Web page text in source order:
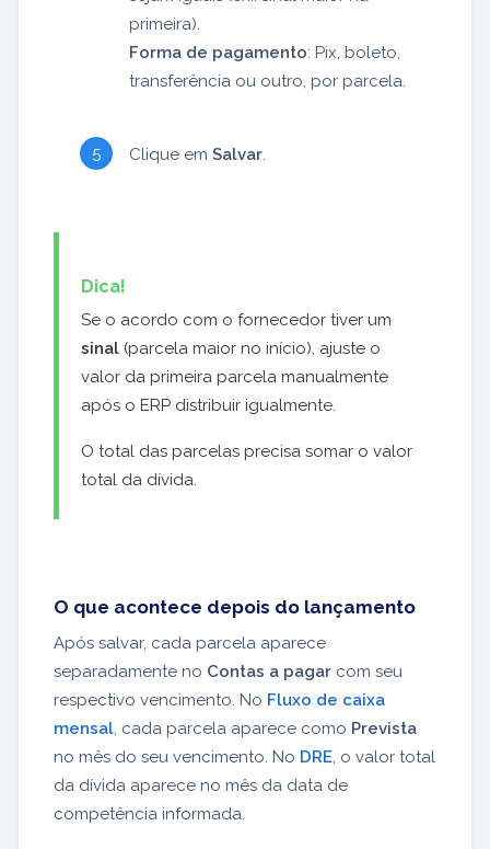
primeira).
Forma de pagamento: Pix, boleto,
transferência ou outro, por parcela.
Clique em Salvar
Dica!
Se o acordo com o fornecedor tiver um
sinal (parcela maior no início), ajuste o
valor da primeira parcela manualmente
após o ERP distribuir igualmente.
O total das parcelas precisa somar o valor
total da dívida.
O que acontece depois do lançamento
Após salvar, cada parcela aparece
separadamente no Contas a pagar com seu
respectivo vencimento. No Fluxo de caixa
mensal, cada parcela aparece como Prevista
no mês do seu vencimento. No DRE, o valor total
da dívida aparece no mês da data de
competência informada.